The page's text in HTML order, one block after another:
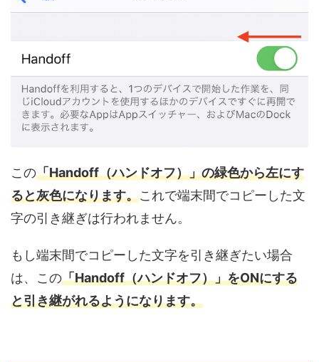
この「Handoff（ハンドオフ）」の緑色から左にす
ると灰色になります。これで端末間でコピーした文
字の引き継ぎは行われません。
もし端末間でコピーした文字を引き継ぎたい場合
は、この「Handoff（ハンドオフ）」をONにする
と引き継がれるようになります。